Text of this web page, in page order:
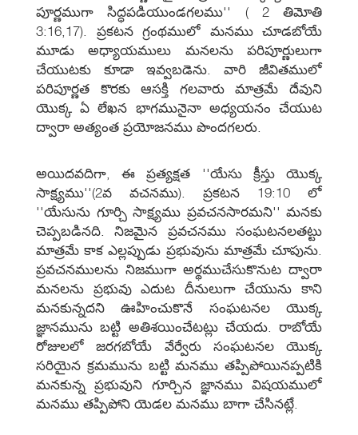
పూర్ణముగా సిద్ధపడియుండగలము'' ( 2 తిమోతి
3:16,17). ప్రకటన గ్రంథములో మనము చూడబోయే
మూడు అధ్యాయములు మనలను పరిపూర్ణులుగా
చేయుటకు కూడా ఇవ్వబడెను. వారి జీవితములో
పరిపూర్ణత కొరకు ఆసక్తి గలవారు మాత్రమే దేవుని
యొక్క ఏ లేఖన భాగమునైనా అధ్యయనం చేయుట
ద్వారా అత్యంత ప్రయోజనము పొందగలరు.
అయిదవదిగా, ఈ ప్రత్యక్షత ''యేసు క్రీస్తు యొక్క
సాక్ష్యము''(2వ వచనము). ప్రకటన 19:10 లో
''యేసును గూర్చి సాక్ష్యము ప్రవచనసారమని'' మనకు
చెప్పబడినది. నిజమైన ప్రవచనము సంఘటనలతట్టు
మాత్రమే కాక ఎల్లప్పుడు ప్రభువును మాత్రమే చూపును.
ప్రవచనములను నిజముగా అర్థముచేసుకొనుట ద్వారా
మనలను ప్రభువు ఎదుట దీనులుగా చేయును కాని
మనకున్నదని ఊహించుకొనే సంఘటనల యొక్క
జ్ఞానమును బట్టి అతిశయించేటట్లు చేయదు. రాబోయే
రోజులలో జరగబోయే వేర్వేరు సంఘటనల యొక్క
సరియైన క్రమమును బట్టి మనము తప్పిపోయినప్పటికి
మనకున్న ప్రభువుని గూర్చిన జ్ఞానము విషయములో
మనము తప్పిపోని యెడల మనము బాగా చేసినట్లే.